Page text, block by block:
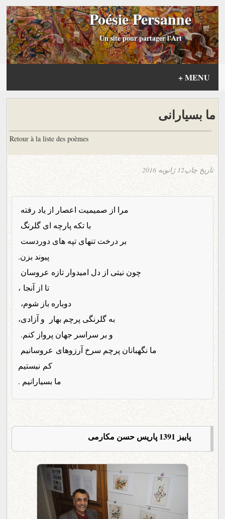
Poésie Persanne
Un site pour partager l'Art
MENU
+
ما بسیارانی
Retour à la liste des poèmes
تاریخ چاپ12 ژانویه 2016
مرا از صمیمیت اعصار از یاد رفته
با تکه پارچه ای گلرنگ
بر درخت تنهای تپه های دوردست
پیوند بزن.
چون نیتی از دل امیدوار تازه عروسان
تا از آنجا ،
دوباره باز شوم،
به گلرنگی پرچم بهار و آزادی،
و بر سراسر جهان پرواز کنم.
ما نگهبانان پرچم سرخ آرزوهای عروسانیم
کم نیستیم
ما بسیارانیم .
پاییز 1391 پاریس حسن مکارمی